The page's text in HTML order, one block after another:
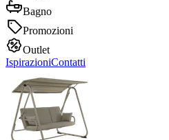
Bagno
Promozioni
Outlet
IspirazioniContatti